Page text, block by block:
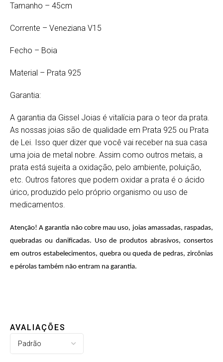
Tamanho – 45cm
Corrente – Veneziana V15
Fecho – Boia
Material – Prata 925
Garantia:
A garantia da Gissel Joias é vitalícia para o teor da prata.
As nossas joias são de qualidade em Prata 925 ou Prata
de Lei. Isso quer dizer que você vai receber na sua casa
uma joia de metal nobre. Assim como outros metais, a
prata está sujeita a oxidação, pelo ambiente, poluição,
etc. Outros fatores que podem oxidar a prata é o ácido
úrico, produzido pelo próprio organismo ou uso de
medicamentos.
Atenção! A garantia não cobre mau uso, joias amassadas, raspadas,
quebradas ou danificadas. Uso de produtos abrasivos, consertos
em outros estabelecimentos, quebra ou queda de pedras, zircônias
e pérolas também não entram na garantia.
AVALIAÇÕES